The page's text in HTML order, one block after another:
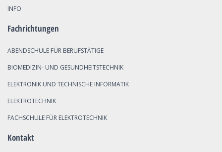
INFO
Fachrichtungen
ABENDSCHULE FÜR BERUFSTÄTIGE
BIOMEDIZIN- UND GESUNDHEITSTECHNIK
ELEKTRONIK UND TECHNISCHE INFORMATIK
ELEKTROTECHNIK
FACHSCHULE FÜR ELEKTROTECHNIK
Kontakt